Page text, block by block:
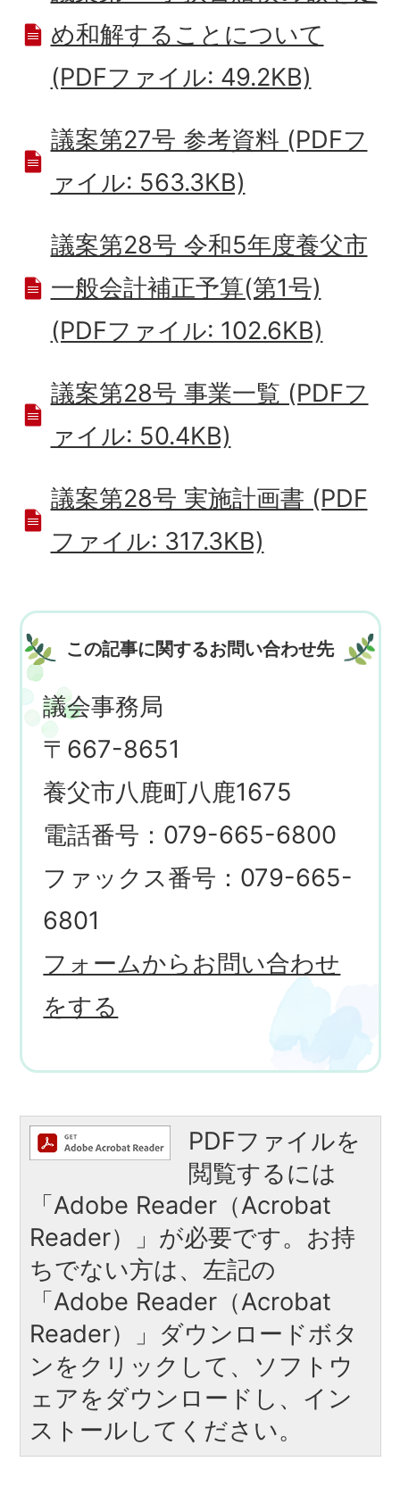
め和解することについて
(PDFファイル: 49.2KB)
議案第27号 参考資料 (PDFフ
ァイル: 563.3KB)
議案第28号 令和5年度養父市
一般会計補正予算(第1号)
(PDFファイル: 102.6KB)
議案第28号 事業一覧 (PDFフ
ァイル: 50.4KB)
議案第28号 実施計画書 (PDF
ファイル: 317.3KB)
この記事に関するお問い合わせ先
議会事務局
〒667-8651
養父市八鹿町八鹿1675
電話番号：079-665-6800
ファックス番号：079-665-
6801
フォームからお問い合わせ
をする
PDFファイルを
閲覧するには
「Adobe Reader（Acrobat
Reader）」が必要です。お持
ちでない方は、左記の
「Adobe Reader（Acrobat
Reader）」ダウンロードボタ
ンをクリックして、ソフトウ
ェアをダウンロードし、イン
ストールしてください。